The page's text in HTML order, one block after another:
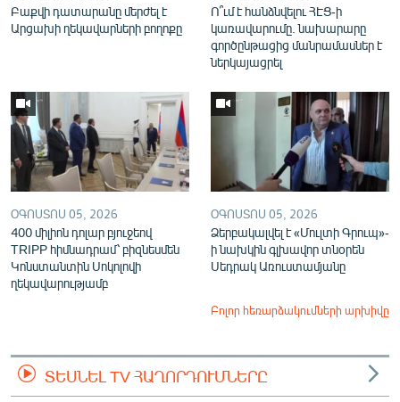
Բաքվի դատարանը մերժել է
Արցախի ղեկավարների բողոքը
Ո՞ւմ է հանձնվելու ՀԷՑ-ի
կառավարումը. նախարարը
գործընթացից մանրամասներ է
ներկայացրել
ՕԳՈՍՏՈՍ 05, 2026
400 միլիոն դոլար բյուջեով
TRIPP հիմնադրամ՝ բիզնեսմեն
Կոնստանտին Սոկոլովի
ղեկավարությամբ
ՕԳՈՍՏՈՍ 05, 2026
Ձերբակալվել է «Մուլտի Գրուպ»-
ի նախկին գլխավոր տնօրեն
Սեդրակ Առուստամյանը
Բոլոր հեռարձակումների արխիվը
ՏԵՍՆԵԼ TV ՀԱՂՈՐԴՈՒՄՆԵՐԸ